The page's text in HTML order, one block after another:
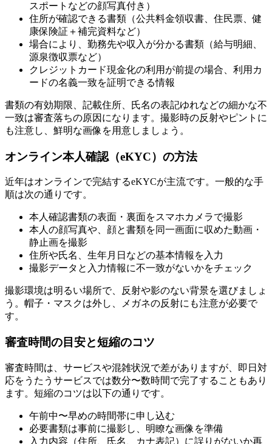
スポートなどの顔写真付き）
住所が確認できる書類（公共料金領収書、住民票、健
康保険証＋補完資料など）
場合により、勤務先や収入が分かる書類（給与明細、
源泉徴収票など）
クレジットカード現金化の利用が前提の場合、利用カ
ードの名義一致を証明できる情報
書類の有効期限、記載住所、氏名の表記ゆれなどの細かな不
一致は審査落ちの原因になります。撮影時の反射やピントに
も注意し、鮮明な画像を用意しましょう。
オンライン本人確認（eKYC）の方法
近年はオンラインで完結するeKYCが主流です。一般的な手
順は次の通りです。
本人確認書類の表面・裏面をスマホカメラで撮影
本人の顔写真や、顔と書類を同一画面に収めた動画・
静止画を撮影
住所や氏名、生年月日などの基本情報を入力
撮影データと入力情報に不一致がないかをチェック
撮影環境は明るい場所で、反射や影のない背景を選びましょ
う。帽子・マスクは外し、メガネの反射にも注意が必要で
す。
審査時間の目安と短縮のコツ
審査時間は、サービスや混雑状況で差がありますが、即日対
応をうたうサービスでは数分〜数時間で完了することもあり
ます。短縮のコツは以下の通りです。
午前中〜早めの時間帯に申し込む
必要書類は事前に撮影し、明瞭な画像を準備
入力内容（住所、氏名、カナ表記）に誤りがないか再